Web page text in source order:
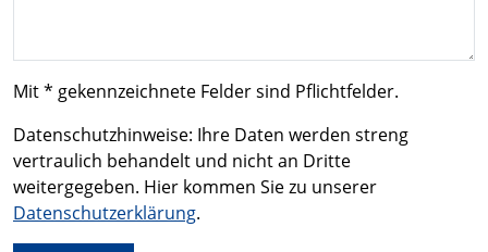
Mit * gekennzeichnete Felder sind Pflichtfelder.
Datenschutzhinweise: Ihre Daten werden streng
vertraulich behandelt und nicht an Dritte
weitergegeben. Hier kommen Sie zu unserer
Datenschutzerklärung.